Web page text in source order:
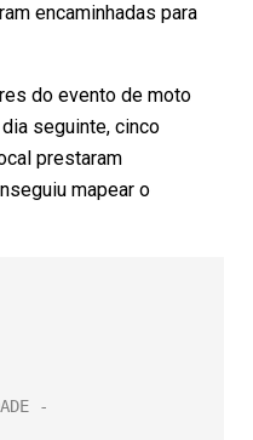
encaminhadas para
do evento de moto
seguinte, cinco
prestaram
mapear o